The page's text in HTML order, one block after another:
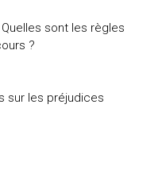
Quelles sont les règles
?
sur les préjudices